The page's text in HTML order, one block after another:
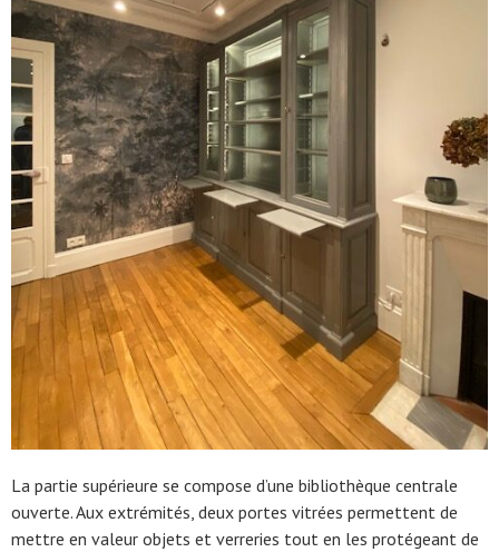
La partie supérieure se compose d’une bibliothèque centrale
ouverte. Aux extrémités, deux portes vitrées permettent de
mettre en valeur objets et verreries tout en les protégeant de